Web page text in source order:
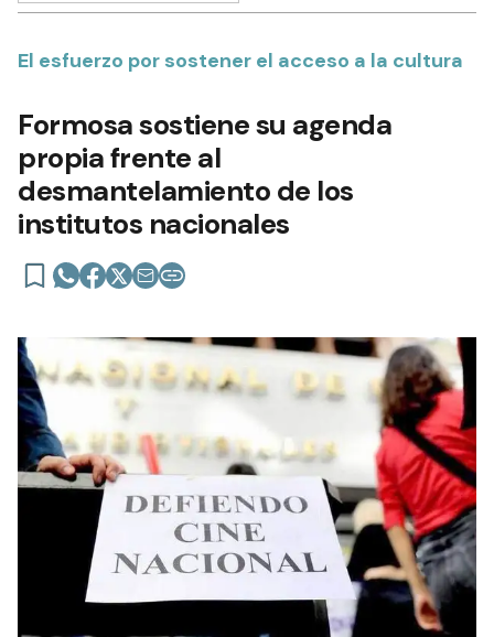
El esfuerzo por sostener el acceso a la cultura
Formosa sostiene su agenda
propia frente al
desmantelamiento de los
institutos nacionales